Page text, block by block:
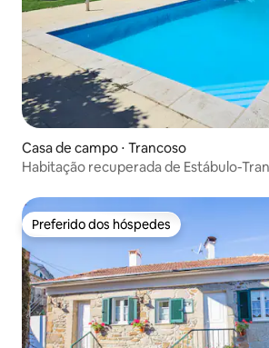
Casa de campo ⋅ Trancoso
Habitação recuperada de Estábulo-
Preferido dos hóspedes
Preferido dos hóspedes